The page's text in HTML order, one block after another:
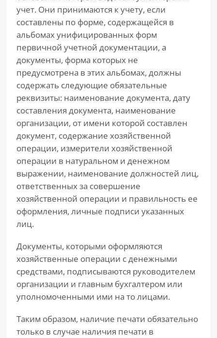
учет. Они принимаются к учету, если
составлены по форме, содержащейся в
альбомах унифицированных форм
первичной учетной документации, а
документы, форма которых не
предусмотрена в этих альбомах, должны
содержать следующие обязательные
реквизиты: наименование документа, дату
составления документа, наименование
организации, от имени которой составлен
документ, содержание хозяйственной
операции, измерители хозяйственной
операции в натуральном и денежном
выражении, наименование должностей лиц,
ответственных за совершение
хозяйственной операции и правильность ее
оформления, личные подписи указанных
лиц.
Документы, которыми оформляются
хозяйственные операции с денежными
средствами, подписываются руководителем
организации и главным бухгалтером или
уполномоченными ими на то лицами.
Таким образом, наличие печати обязательно
только в случае наличия печати в